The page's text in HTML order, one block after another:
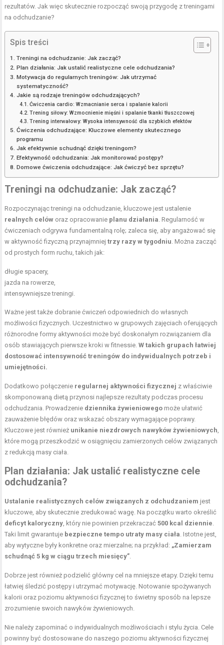
rezultatów. Jak więc skutecznie rozpocząć swoją przygodę z treningami
na odchudzanie?
Spis treści
Treningi na odchudzanie: Jak zacząć?
Plan działania: Jak ustalić realistyczne cele odchudzania?
Motywacja do regularnych treningów: Jak utrzymać
systematyczność?
Jakie są rodzaje treningów odchudzających?
Ćwiczenia cardio: Wzmacnianie serca i spalanie kalorii
Trening siłowy: Wzmocnienie mięśni i spalanie tkanki tłuszczowej
Trening interwałowy: Wysoka intensywność dla szybkich efektów
Ćwiczenia odchudzające: Kluczowe elementy skutecznego
programu
Jak efektywnie schudnąć dzięki treningom?
Efektywność odchudzania: Jak monitorować postępy?
Domowe ćwiczenia odchudzające: Jak ćwiczyć bez sprzętu?
Treningi na odchudzanie: Jak zacząć?
Rozpoczynając treningi na odchudzanie, kluczowe jest ustalenie
realnych celów oraz opracowanie planu działania. Regularność w
ćwiczeniach odgrywa fundamentalną rolę; zaleca się, aby angażować się
w aktywność fizyczną przynajmniejtrzy razy w tygodniu. Można zacząć
od prostych form ruchu, takich jak:
długie spacery,
jazda na rowerze,
intensywniejsze treningi.
Ważne jest także dobranie ćwiczeń odpowiednich do własnych
możliwości fizycznych. Uczestnictwo w grupowych zajęciach oferujących
różnorodne formy aktywności może być doskonałym rozwiązaniem dla
osób stawiających pierwsze kroki w fitnessie.W takich grupach łatwiej
dostosować intensywność treningów do indywidualnych potrzeb i
umiejętności.
Dodatkowo połączenie regularnej aktywności fizycznej z właściwie
skomponowaną dietą przynosi najlepsze rezultaty podczas procesu
odchudzania. Prowadzenie dziennika żywieniowego może ułatwić
zauważenie błędów oraz wskazać obszary wymagające poprawy.
Kluczowe jest również unikanie niezdrowych nawyków żywieniowych,
które mogą przeszkodzić w osiągnięciu zamierzonych celów związanych
z redukcją masy ciała.
Plan działania: Jak ustalić realistyczne cele
odchudzania?
Ustalanie realistycznych celów związanych z odchudzaniem jest
kluczowe, aby skutecznie zredukować wagę. Na początku warto określić
deficyt kaloryczny, który nie powinien przekraczać500 kcal dziennie.
Taki limit gwarantuje bezpieczne tempo utraty masy ciała. Istotne jest,
aby wytyczne były konkretne oraz mierzalne; na przykład: „Zamierzam
schudnąć 5 kg w ciągu trzech miesięcy”.
Dobrze jest również podzielić główny cel na mniejsze etapy. Dzięki temu
łatwiej śledzić postępy i utrzymać motywację. Notowanie spożywanych
kalorii oraz poziomu aktywności fizycznej to świetny sposób na lepsze
zrozumienie swoich nawyków żywieniowych.
Nie należy zapominać o indywidualnych możliwościach i stylu życia. Cele
powinny być dostosowane do naszego poziomu aktywności fizycznej